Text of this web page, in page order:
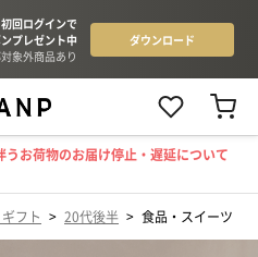
うお荷物のお届け停止・遅延について
フト > 20代後半 > 食品・スイーツ